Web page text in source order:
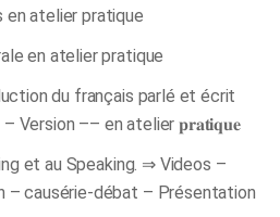
en atelier pratique
en atelier pratique
du français parlé et écrit
Version –– en atelier 𝐩𝐫𝐚𝐭𝐢𝐪𝐮𝐞
et au Speaking. ⇒ Videos –
– causérie-débat – Présentation